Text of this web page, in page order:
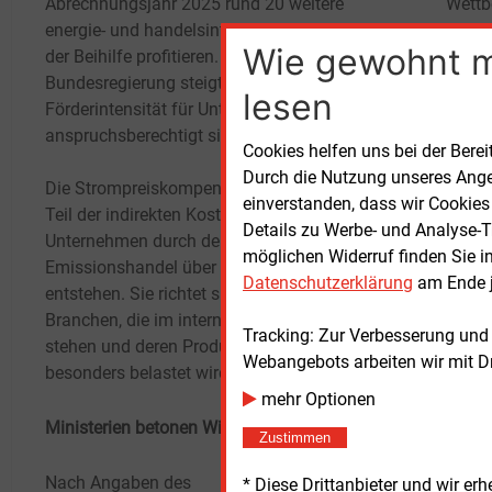
Wie gewohnt
lesen
Cookies helfen uns bei der
Durch die Nutzung unseres
einverstanden, dass wir
Details zu Werbe- und
möglichen Widerruf finden Sie
Datenschutzerklärung am Ende
Tracking: Zur Verbesserung
Webangebots arbeiten wir mit
mehr Optionen
Zustimmen
* Diese Drittanbieter und wir
energie- und handelsintensive Branchen von
der Beihilfe profitieren. Nach Angaben der
Bundesregierung steigt zudem die
Förderintensität für Unternehmen, die bereits
anspruchsberechtigt sind.
Die Strompreiskompensation gleicht einen
Teil der indirekten Kosten aus, die
Unternehmen durch den europäischen
Emissionshandel über den Strompreis
entstehen. Sie richtet sich an energieintensive
Branchen, die im internationalen Wettbewerb
stehen und deren Produktion dadurch
besonders belastet wird.
Ministerien betonen Wirtschaftsunterstützung
Nach Angaben des
zur
Mit
der
sich